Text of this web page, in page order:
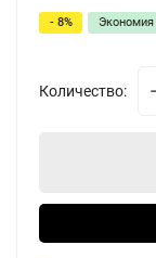
- 8% Экономия
Количество: